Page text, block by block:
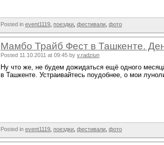
Posted in event1119 поездки фестивали фото
Мамбо Трайб Фест в Ташкенте.
Posted 11.10.2011 at 09:45 by v.radziun
Ну что же, не будем дожидаться ещё одного
в Ташкенте. Устраивайтесь поудобнее, о мои
Posted in event1119 поездки фестивали фото